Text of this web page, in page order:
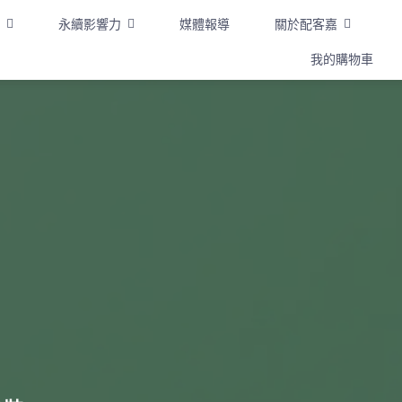
永續影響力 媒體報導 關於配客嘉
我的購物車